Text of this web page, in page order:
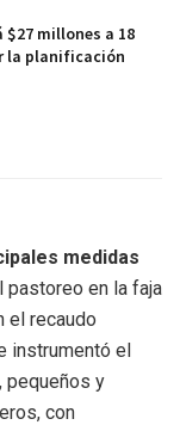
millones a 18
la planificación
medidas
pastoreo en la faja
el recaudo
instrumentó el
pequeños y
con